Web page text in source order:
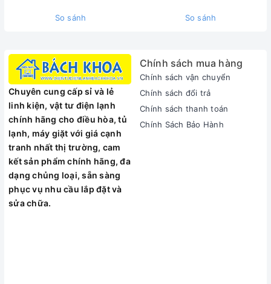
Hiện tượng hao hụt gas, rò rỉ môi chất lạnh trên
thống điều hòa là pan bệnh vô cùng phổ biến và
khó chịu. Đối với các mối xì li ti khó phát hiện bằng
bọt xà phòng thông thường, thợ kỹ thuật bắt buộc
phải sử dụng thiết bị công nghệ chuyên dụng hỗ
trợ.VẬT TƯ ĐIỆN LẠNH BÁCH KHOAtự hào phân
phối chính thức dòng sản phẩm Máy dò gas Value
VML-1 chính hãng. Sở hữu thiết kế cầm tay nhỏ
gọn, vòi dò uốn cong linh hoạt cùng cảm biến điện
cực thế hệ mới, thiết bị là giải pháp dò tìm điểm rò
rỉ ga tối ưu nhất, giúp anh em thợ tiết kiệm hàng
giờ đồng hồ tìm lỗi.
So sánh So sánh
Chuyên cung cấp sỉ và lẻ
linh kiện, vật tư điện lạnh
chính hãng cho điều hòa, tủ
lạnh, máy giặt với giá cạnh
tranh nhất thị trường, cam
kết sản phẩm chính hãng, đa
dạng chủng loại, sẵn sàng
phục vụ nhu cầu lắp đặt và
sửa chữa.
Chính sách mua hàng
Chính sách vận chuyển
Chính sách đổi trả
Chính sách thanh toán
Chính Sách Bảo Hành